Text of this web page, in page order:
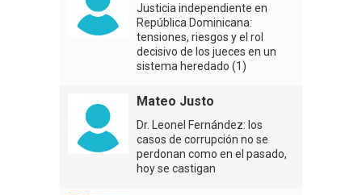
Justicia independiente en
República Dominicana:
tensiones, riesgos y el rol
decisivo de los jueces en un
sistema heredado (1)
Mateo Justo
Dr. Leonel Fernández: los
casos de corrupción no se
perdonan como en el pasado,
hoy se castigan